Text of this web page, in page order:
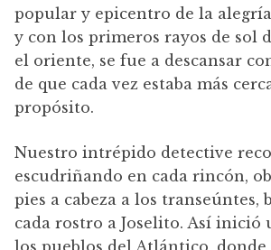
popular y epicentro de la
y con los primeros rayos de sol
el oriente, se fue a descansar
de que cada vez estaba más
propósito.
Nuestro intrépido detective
escudriñando en cada rincón,
pies a cabeza a los transeúntes,
cada rostro a Joselito. Así
los pueblos del Atlántico, donde